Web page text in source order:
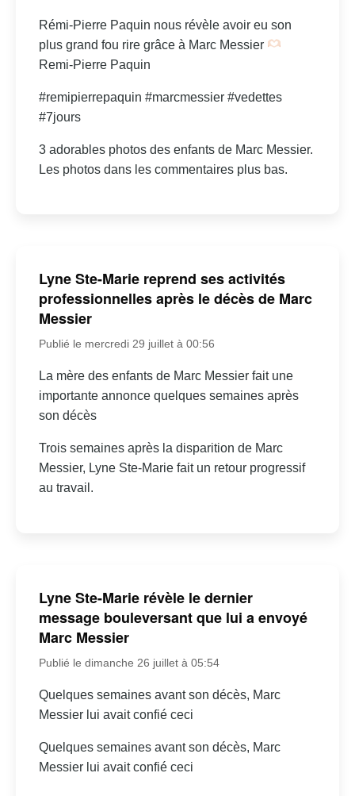
Rémi-Pierre Paquin nous révèle avoir eu son
plus grand fou rire grâce à Marc Messier
Remi-Pierre Paquin
#remipierrepaquin #marcmessier #vedettes
#7jours
3 adorables photos des enfants de Marc Messier.
Les photos dans les commentaires plus bas.
Lyne Ste-Marie reprend ses activités
professionnelles après le décès de Marc
Messier
Publié le mercredi 29 juillet à 00:56
La mère des enfants de Marc Messier fait une
importante annonce quelques semaines après
son décès
Trois semaines après la disparition de Marc
Messier, Lyne Ste-Marie fait un retour progressif
au travail.
Lyne Ste-Marie révèle le dernier
message bouleversant que lui a envoyé
Marc Messier
Publié le dimanche 26 juillet à 05:54
Quelques semaines avant son décès, Marc
Messier lui avait confié ceci
Quelques semaines avant son décès, Marc
Messier lui avait confié ceci